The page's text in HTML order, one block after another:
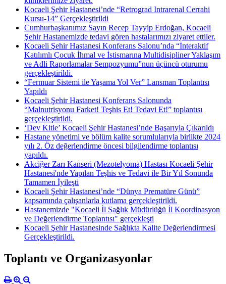
Kocaeli Şehir Hastanesi’nde “Retrograd Intrarenal Cerrahi
Kursu-14” Gerçekleştirildi
Cumhurbaşkanımız Sayın Recep Tayyip Erdoğan, Kocaeli
Şehir Hastanemizde tedavi gören hastalarımızı ziyaret ettiler.
Kocaeli Şehir Hastanesi Konferans Salonu’nda “İnteraktif
Katılımlı Çocuk İhmal ve İstismarına Multidisipliner Yaklaşım
ve Adli Raporlamalar Sempozyumu”nun üçüncü oturumu
gerçekleştirildi.
“Fermuar Sistemi ile Yaşama Yol Ver” Lansman Toplantısı
Yapıldı
Kocaeli Şehir Hastanesi Konferans Salonunda
“Malnutrisyonu Farket! Teşhis Et! Tedavi Et!” toplantısı
gerçekleştirildi.
‘Dev Kitle’ Kocaeli Şehir Hastanesi’nde Başarıyla Çıkarıldı
Hastane yönetimi ve bölüm kalite sorumlularıyla birlikte 2024
yılı 2. Öz değerlendirme öncesi bilgilendirme toplantısı
yapıldı.
Akciğer Zarı Kanseri (Mezotelyoma) Hastası Kocaeli Şehir
Hastanesi'nde Yapılan Teşhis ve Tedavi ile Bir Yıl Sonunda
Tamamen İyileşti
Kocaeli Şehir Hastanesi’nde “Dünya Prematüre Günü”
kapsamında çalışanlarla kutlama gerçekleştirildi.
Hastanemizde "Kocaeli İl Sağlık Müdürlüğü İl Koordinasyon
ve Değerlendirme Toplantısı" gerçekleşti
Kocaeli Şehir Hastanesinde Sağlıkta Kalite Değerlendirmesi
Gerçekleştirildi.
Toplantı ve Organizasyonlar